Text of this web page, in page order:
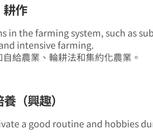
作
in the farming system, such as
intensive farming.
給農業、輪耕法和集約化農業。
（興趣）
a good routine and hobbies